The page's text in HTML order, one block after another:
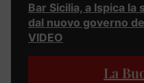
Bar Sicilia, a Ispica
dal nuovo governo
VIDEO
La